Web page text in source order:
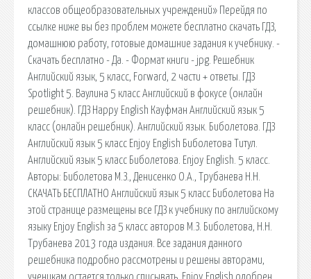
классов общеобразовательных учреждений» Перейдя по
ссылке ниже вы без проблем можете бесплатно скачать ГДЗ,
домашнюю работу, готовые домашние задания к учебнику. -
Скачать бесплатно - Да. - Формат книги - jpg. Решебник
Английский язык, 5 класс, Forward, 2 части + ответы. ГДЗ
Spotlight 5. Ваулина 5 класс Английский в фокусе (онлайн
решебник). ГДЗ Happy English Кауфман Английский язык 5
класс (онлайн решебник). Английский язык. Биболетова. ГДЗ
Английский язык 5 класс Enjoy English Биболетова Титул.
Английский язык 5 класс Биболетова. Enjoy English. 5 класс.
Авторы: Биболетова М.З., Денисенко О.А., Трубанева Н.Н.
СКАЧАТЬ БЕСПЛАТНО Английский язык 5 класс Биболетова На
этой странице размещены все ГДЗ к учебнику по английскому
языку Enjoy English за 5 класс авторов М.З. Биболетова, Н.Н.
Трубанева 2013 года издания. Все задания данного
решебника подробно рассмотрены и решены авторами,
ученикам остается только списывать. Enjoy English одобрен